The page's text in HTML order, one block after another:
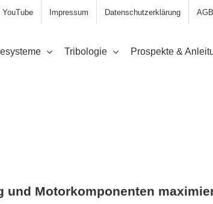
YouTube Impressum Datenschutzerklärung AGB
Tribologie Prospekte &
und Motorkomponenten